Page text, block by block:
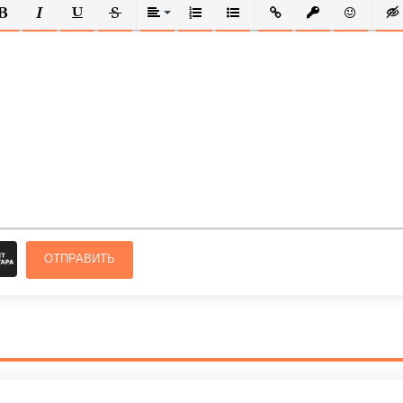
КУРСИВПОДЧЕРКНУТЫЙ
ЗАЧЕРКНУТЫЙВЫРАВНИВАНИЕ
НУМЕРОВАННЫЙ СПИСОК
МАРКИРОВАННЫЙ СПИСОК
ВСТАВИТЬ ССЫЛКУ
ВСТАВИТЬ
ОТПРАВИТЬ